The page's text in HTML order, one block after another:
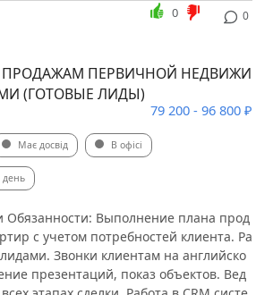
0
0
ПЕРВИЧНОЙ НЕДВИЖИ
(ГОТОВЫЕ ЛИДЫ)
79 200 - 96 800 ₽
Має досвід В офісі
Обязанности: Выполнение плана прод
с учетом потребностей клиента. Ра
Звонки клиентам на английско
презентаций, показ объектов. Вед